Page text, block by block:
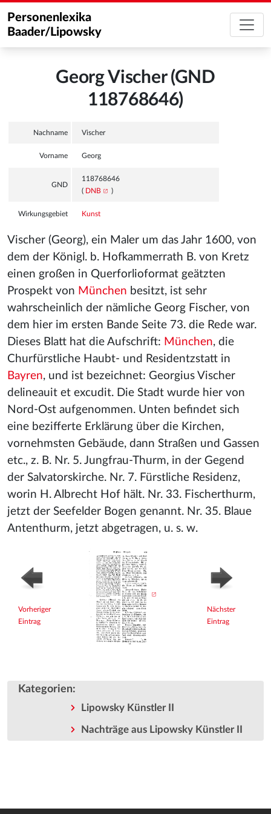
Personenlexika
Baader/Lipowsky
Georg Vischer (GND
118768646)
Nachname Vischer
Vorname Georg
GND
118768646
( DNB )
Wirkungsgebiet Kunst
Vischer (Georg), ein Maler um das Jahr 1600, von
dem der Königl. b. Hofkammerrath B. von Kretz
einen großen in Querforlioformat geätzten
Prospekt von München besitzt, ist sehr
wahrscheinlich der nämliche Georg Fischer, von
dem hier im ersten Bande Seite 73. die Rede war.
Dieses Blatt hat die Aufschrift: München, die
Churfürstliche Haubt- und Residentzstatt in
Bayren, und ist bezeichnet: Georgius Vischer
delineauit et excudit. Die Stadt wurde hier von
Nord-Ost aufgenommen. Unten befindet sich
eine bezifferte Erklärung über die Kirchen,
vornehmsten Gebäude, dann Straßen und Gassen
etc., z. B. Nr. 5. Jungfrau-Thurm, in der Gegend
der Salvatorskirche. Nr. 7. Fürstliche Residenz,
worin H. Albrecht Hof hält. Nr. 33. Fischerthurm,
jetzt der Seefelder Bogen genannt. Nr. 35. Blaue
Antenthurm, jetzt abgetragen, u. s. w.
Vorheriger
Eintrag
Nächster
Eintrag
Kategorien:
Lipowsky Künstler II
Nachträge aus Lipowsky Künstler II